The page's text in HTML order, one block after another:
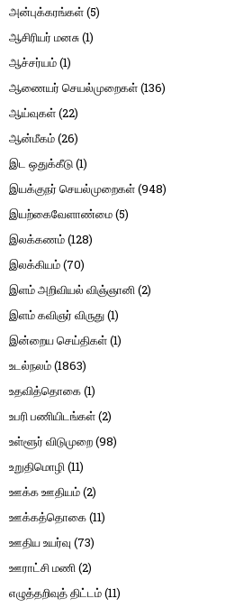
அன்புக்கரங்கள்(5)
ஆசிரியர் மனசு(1)
ஆச்சர்யம்(1)
ஆணையர் செயல்முறைகள்(136)
ஆய்வுகள்(22)
ஆன்மீகம்(26)
இட ஒதுக்கீடு(1)
இயக்குநர் செயல்முறைகள்(948)
இயற்கைவேளாண்மை(5)
இலக்கணம்(128)
இலக்கியம்(70)
இளம் அறிவியல் விஞ்ஞானி(2)
இளம் கவிஞர் விருது(1)
இன்றைய செய்திகள்(1)
உடல்நலம்(1863)
உதவித்தொகை(1)
உபரி பணியிடங்கள்(2)
உள்ளூர் விடுமுறை(98)
உறுதிமொழி(11)
ஊக்க ஊதியம்(2)
ஊக்கத்தொகை(11)
ஊதிய உயர்வு (73)
ஊராட்சி மணி(2)
எழுத்தறிவுத் திட்டம்(11)